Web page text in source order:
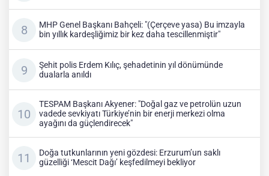
MHP Genel Başkanı Bahçeli: "(Çerçeve yasa) Bu imzayla
bin yıllık kardeşliğimiz bir kez daha tescillenmiştir"
Şehit polis Erdem Kılıç, şehadetinin yıl dönümünde
dualarla anıldı
TESPAM Başkanı Akyener: "Doğal gaz ve petrolün uzun
vadede sevkiyatı Türkiye’nin bir enerji merkezi olma
ayağını da güçlendirecek"
Doğa tutkunlarının yeni gözdesi: Erzurum’un saklı
güzelliği ‘Mescit Dağı’ keşfedilmeyi bekliyor